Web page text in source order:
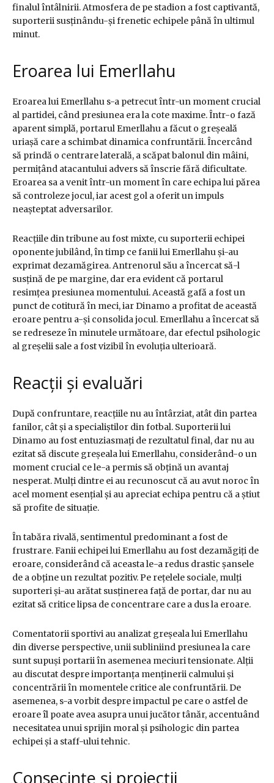
finalul întâlnirii. Atmosfera de pe stadion a fost captivantă,
suporterii susținându-și frenetic echipele până în ultimul
minut.
Eroarea lui Emerllahu
Eroarea lui Emerllahu s-a petrecut într-un moment crucial
al partidei, când presiunea era la cote maxime. Într-o fază
aparent simplă, portarul Emerllahu a făcut o greșeală
uriașă care a schimbat dinamica confruntării. Încercând
să prindă o centrare laterală, a scăpat balonul din mâini,
permițând atacantului advers să înscrie fără dificultate.
Eroarea sa a venit într-un moment în care echipa lui părea
să controleze jocul, iar acest gol a oferit un impuls
neașteptat adversarilor.
Reacțiile din tribune au fost mixte, cu suporterii echipei
oponente jubilând, în timp ce fanii lui Emerllahu și-au
exprimat dezamăgirea. Antrenorul său a încercat să-l
susțină de pe margine, dar era evident că portarul
resimțea presiunea momentului. Această gafă a fost un
punct de cotitură în meci, iar Dinamo a profitat de această
eroare pentru a-și consolida jocul. Emerllahu a încercat să
se redreseze în minutele următoare, dar efectul psihologic
al greșelii sale a fost vizibil în evoluția ulterioară.
Reacții și evaluări
După confruntare, reacțiile nu au întârziat, atât din partea
fanilor, cât și a specialiștilor din fotbal. Suporterii lui
Dinamo au fost entuziasmați de rezultatul final, dar nu au
ezitat să discute greșeala lui Emerllahu, considerând-o un
moment crucial ce le-a permis să obțină un avantaj
nesperat. Mulți dintre ei au recunoscut că au avut noroc în
acel moment esențial și au apreciat echipa pentru că a știut
să profite de situație.
În tabăra rivală, sentimentul predominant a fost de
frustrare. Fanii echipei lui Emerllahu au fost dezamăgiți de
eroare, considerând că aceasta le-a redus drastic șansele
de a obține un rezultat pozitiv. Pe rețelele sociale, mulți
suporteri și-au arătat susținerea față de portar, dar nu au
ezitat să critice lipsa de concentrare care a dus la eroare.
Comentatorii sportivi au analizat greșeala lui Emerllahu
din diverse perspective, unii subliniind presiunea la care
sunt supuși portarii în asemenea meciuri tensionate. Alții
au discutat despre importanța menținerii calmului și
concentrării în momentele critice ale confruntării. De
asemenea, s-a vorbit despre impactul pe care o astfel de
eroare îl poate avea asupra unui jucător tânăr, accentuând
necesitatea unui sprijin moral și psihologic din partea
echipei și a staff-ului tehnic.
Consecințe și proiecții